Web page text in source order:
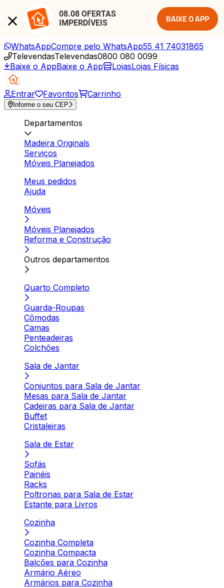
08.08 OFERTAS
IMPERDÍVEIS
BAIXE O APP
WhatsAppCompre pelo WhatsApp55 41 74031865
TelevendasTelevendas0800 080 0099
Baixe o AppBaixe o App LojasLojas Físicas
Entrar Favoritos Carrinho
Informe o seu CEP
Departamentos
Madeira Originals
Serviços
Móveis Planejados
Meus pedidos
Ajuda
Móveis
Móveis Planejados
Reforma e Construção
Outros departamentos
Quarto Completo
Guarda-Roupas
Cômodas
Camas
Penteadeiras
Colchões
Sala de Jantar
Conjuntos para Sala de Jantar
Mesas para Sala de Jantar
Cadeiras para Sala de Jantar
Buffet
Cristaleiras
Sala de Estar
Sofás
Painéis
Racks
Poltronas para Sala de Estar
Estante para Livros
Cozinha
Cozinha Completa
Cozinha Compacta
Balcões para Cozinha
Armário Aéreo
Armários para Cozinha